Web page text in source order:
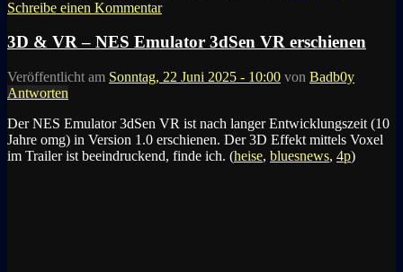
Schreibe einen Kommentar
3D & VR – NES Emulator 3dSen VR erschienen
Veröffentlicht am Sonntag, 22 Juni 2025 - 10:00 von Badb0y
Antworten
Der NES Emulator 3dSen VR ist nach langer Entwicklungszeit (10
Jahre omg) in Version 1.0 erschienen. Der 3D Effekt mittels Voxel
im Trailer ist beeindruckend, finde ich. (heise, bluesnews, 4p)